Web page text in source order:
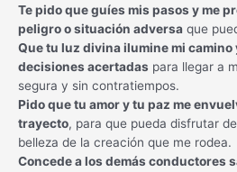
Te pido que guíes mis pasos y me
peligro o situación adversa que
Que tu luz divina ilumine mi camino
decisiones acertadas para llegar a
segura y sin contratiempos.
Pido que tu amor y tu paz me
trayecto, para que pueda disfrutar
belleza de la creación que me rodea.
Concede a los demás conductores